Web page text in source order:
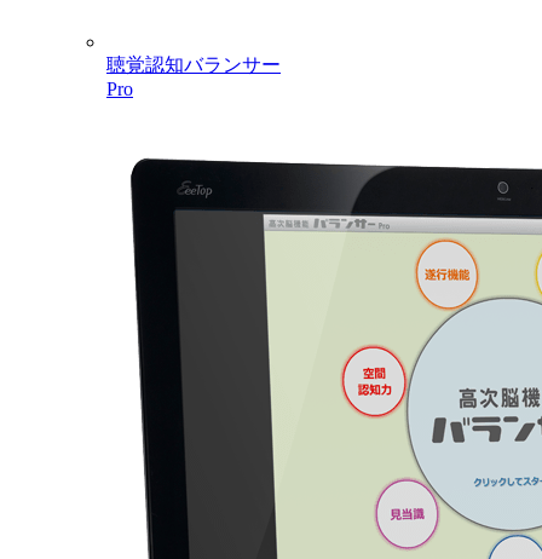
聴覚認知バランサー
Pro